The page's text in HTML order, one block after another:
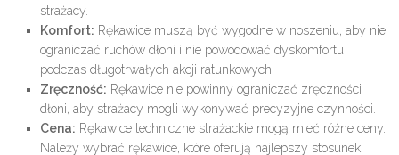
strażacy.
Komfort: Rękawice muszą być wygodne w noszeniu, aby nie
ograniczać ruchów dłoni i nie powodować dyskomfortu
podczas długotrwałych akcji ratunkowych.
Zręczność: Rękawice nie powinny ograniczać zręczności
dłoni, aby strażacy mogli wykonywać precyzyjne czynności.
Cena: Rękawice techniczne strażackie mogą mieć różne ceny.
Należy wybrać rękawice, które oferują najlepszy stosunek